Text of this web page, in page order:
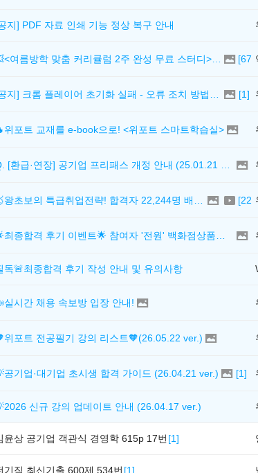
지] PDF 자료 인쇄 기능 정상 복구 안내
[67
[1]
위포트 교재를 e-book으로! <위포트 스마트학습실>
[22
독🚨최종합격 후기 작성 안내 및 유의사항
실시간 채용 속보방 입장 안내!
위포트 전공필기 강의 리스트🧡(26.05.22 ver.)
공기업·대기업 초시생 합격 가이드 (26.04.21 ver.) [1]
신규 강의 업데이트 안내 (26.04.17 ver.)
윤상 공기업 객관식 경영학 615p 17번 [1]
기직 최신기출 600제 534번 [1]